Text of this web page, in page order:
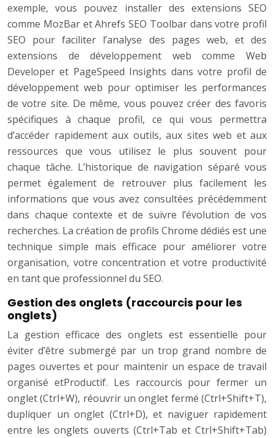
exemple, vous pouvez installer des extensions SEO
comme MozBar et Ahrefs SEO Toolbar dans votre profil
SEO pour faciliter l’analyse des pages web, et des
extensions de développement web comme Web
Developer et PageSpeed Insights dans votre profil de
développement web pour optimiser les performances
de votre site. De même, vous pouvez créer des favoris
spécifiques à chaque profil, ce qui vous permettra
d’accéder rapidement aux outils, aux sites web et aux
ressources que vous utilisez le plus souvent pour
chaque tâche. L’historique de navigation séparé vous
permet également de retrouver plus facilement les
informations que vous avez consultées précédemment
dans chaque contexte et de suivre l’évolution de vos
recherches. La création de profils Chrome dédiés est une
technique simple mais efficace pour améliorer votre
organisation, votre concentration et votre productivité
en tant que professionnel du SEO.
Gestion des onglets (raccourcis pour les
onglets)
La gestion efficace des onglets est essentielle pour
éviter d’être submergé par un trop grand nombre de
pages ouvertes et pour maintenir un espace de travail
organisé etProductif. Les raccourcis pour fermer un
onglet (Ctrl+W), réouvrir un onglet fermé (Ctrl+Shift+T),
dupliquer un onglet (Ctrl+D), et naviguer rapidement
entre les onglets ouverts (Ctrl+Tab et Ctrl+Shift+Tab)